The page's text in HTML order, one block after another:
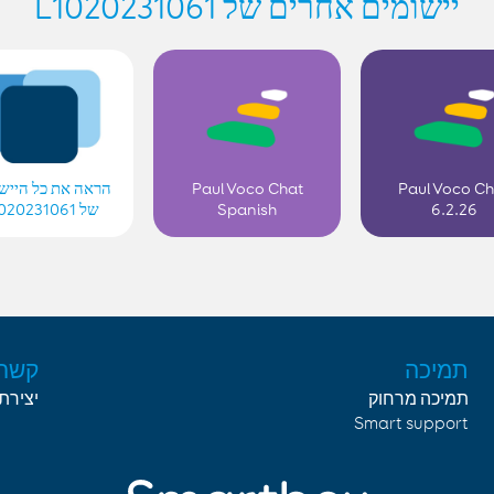
יישומים אחרים של L1020231061
Paul Voco
6.2.26
Paul Voco Chat
Spanish
הראה את כל
של L1020231061
תמיכה
תמיכה מרחוק
Smart support